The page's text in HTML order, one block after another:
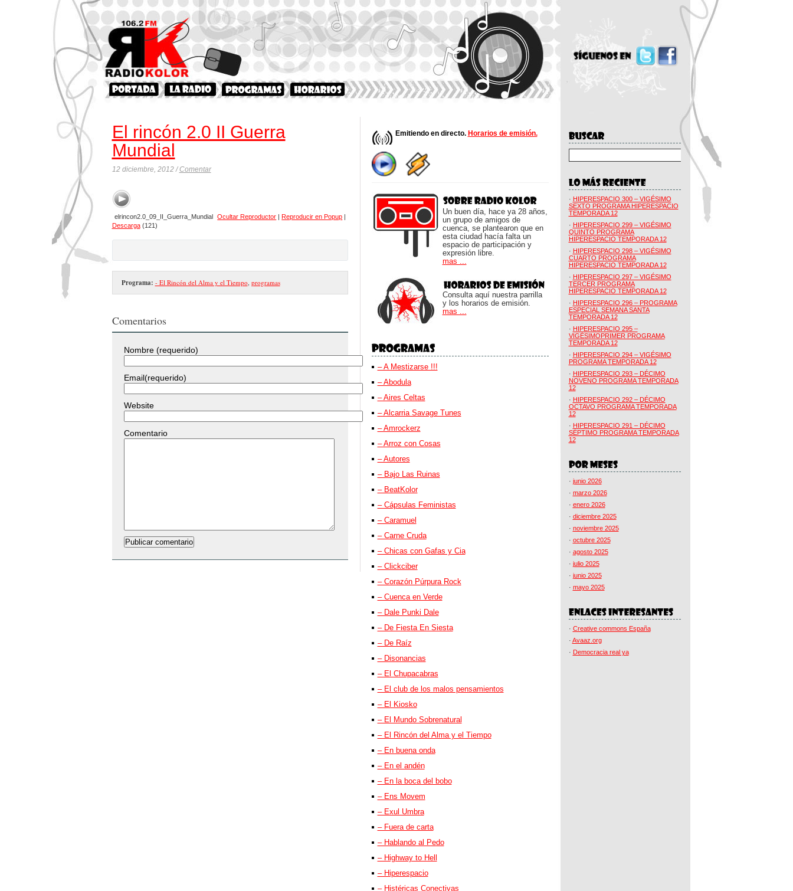
El rincón 2.0 II Guerra
Mundial
12 diciembre, 2012 /Comentar
elrincon2.0_09_II_Guerra_Mundial Ocultar Reproductor |Reproducir en Popup |
Descarga(121)
Programa: - El Rincón del Alma y el Tiempo, programas
Comentarios
Nombre (requerido)
Email(requerido)
Website
Comentario
Emitiendo en directo. Horarios de emisión.
Un buen día, hace ya 28 años,
un grupo de amigos de
cuenca, se plantearon que en
esta ciudad hacía falta un
espacio de participación y
expresión libre.
mas ...
Consulta aquí nuestra parrilla
y los horarios de emisión.
mas ...
– A Mestizarse !!!
– Abodula
– Aires Celtas
– Alcarria Savage Tunes
– Amrockerz
– Arroz con Cosas
– Autores
– Bajo Las Ruinas
– BeatKolor
– Cápsulas Feministas
– Caramuel
– Carne Cruda
– Chicas con Gafas y Cia
– Clickciber
– Corazón Púrpura Rock
– Cuenca en Verde
– Dale Punki Dale
– De Fiesta En Siesta
– De Raíz
– Disonancias
– El Chupacabras
– El club de los malos pensamientos
– El Kiosko
– El Mundo Sobrenatural
– El Rincón del Alma y el Tiempo
– En buena onda
– En el andén
– En la boca del bobo
– Ens Movem
– Exul Umbra
– Fuera de carta
– Hablando al Pedo
– Highway to Hell
– Hiperespacio
– Histéricas Conectivas
· HIPERESPACIO 300 – VIGÉSIMO
SEXTO PROGRAMA HIPERESPACIO
TEMPORADA 12
· HIPERESPACIO 299 – VIGÉSIMO
QUINTO PROGRAMA
HIPERESPACIO TEMPORADA 12
· HIPERESPACIO 298 – VIGÉSIMO
CUARTO PROGRAMA
HIPERESPACIO TEMPORADA 12
· HIPERESPACIO 297 – VIGÉSIMO
TERCER PROGRAMA
HIPERESPACIO TEMPORADA 12
· HIPERESPACIO 296 – PROGRAMA
ESPECIAL SEMANA SANTA
TEMPORADA 12
· HIPERESPACIO 295 –
VIGÉSIMOPRIMER PROGRAMA
TEMPORADA 12
· HIPERESPACIO 294 – VIGÉSIMO
PROGRAMA TEMPORADA 12
· HIPERESPACIO 293 – DÉCIMO
NOVENO PROGRAMA TEMPORADA
12
· HIPERESPACIO 292 – DÉCIMO
OCTAVO PROGRAMA TEMPORADA
12
· HIPERESPACIO 291 – DÉCIMO
SÉPTIMO PROGRAMA TEMPORADA
12
· junio 2026
· marzo 2026
· enero 2026
· diciembre 2025
· noviembre 2025
· octubre 2025
· agosto 2025
· julio 2025
· junio 2025
· mayo 2025
· Creative commons España
· Avaaz.org
· Democracia real ya